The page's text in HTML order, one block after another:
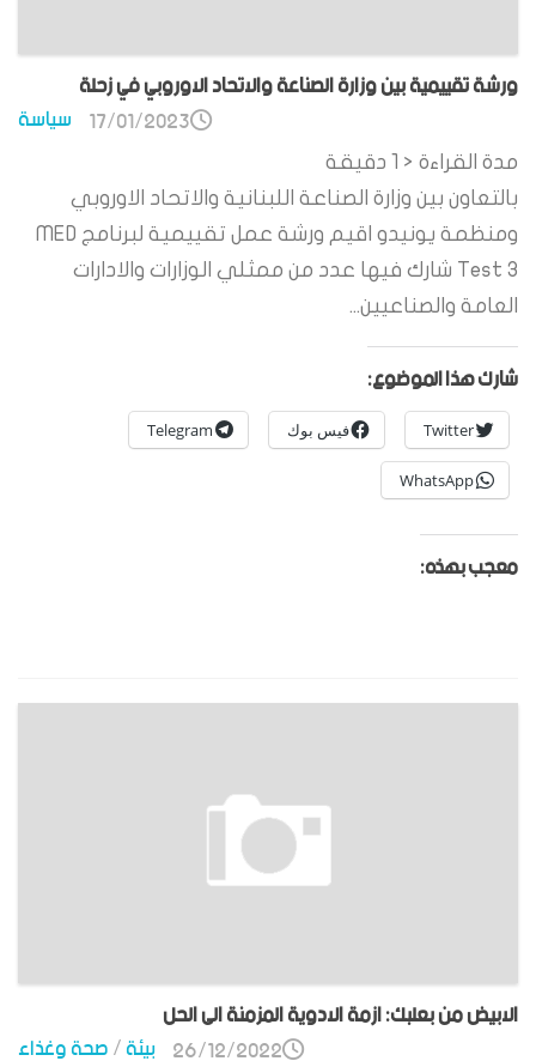
ورشة تقييمية بين وزارة الصناعة والاتحاد الاوروبي في زحلة
سياسة 17/01/2023
مدة القراءة < 1
دقيقة
بالتعاون بين وزارة الصناعة اللبنانية والاتحاد الاوروبي
ومنظمة يونيدو اقيم ورشة عمل تقييمية لبرنامج MED
Test 3 شارك فيها عدد من ممثلي الوزارات والادارات
العامة والصناعيين...
شارك هذا الموضوع:
Twitter فيس بوك Telegram
WhatsApp
معجب بهذه:
الابيض من بعلبك: ازمة الادوية المزمنة الى الحل
بيئة/صحة وغذاء